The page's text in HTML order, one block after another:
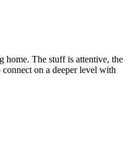
home. The stuff is attentive, the
connect on a deeper level with